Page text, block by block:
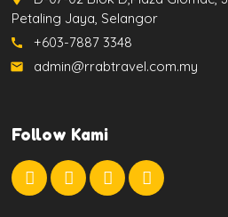
Petaling Jaya, Selangor
call +603-7887 3348
email admin@rrabtravel.com.my
Follow Kami